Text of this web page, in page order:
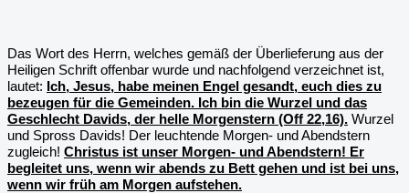
Das Wort des Herrn, welches gemäß der Überlieferung aus der
Heiligen Schrift offenbar wurde und nachfolgend verzeichnet ist,
lautet: Ich, Jesus, habe meinen Engel gesandt, euch dies zu
bezeugen für die Gemeinden. Ich bin die Wurzel und das
Geschlecht Davids, der helle Morgenstern (Off 22,16). Wurzel
und Spross Davids! Der leuchtende Morgen- und Abendstern
zugleich! Christus ist unser Morgen- und Abendstern! Er
begleitet uns, wenn wir abends zu Bett gehen und ist bei uns,
wenn wir früh am Morgen aufstehen.